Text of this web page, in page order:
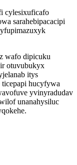
cylesixuficafo
sarahebipacacipi
wafo dipicuku
otuvubukyx
itys
hucyfywa
yvinyradudav
unanahysiluc